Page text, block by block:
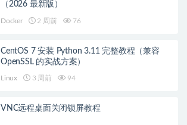
（2026 最新版）
Docker 2 周前 76
CentOS 7 安装 Python 3.11 完整教程（兼容
OpenSSL 的实战方案）
Linux 3 周前 94
VNC远程桌面关闭锁屏教程